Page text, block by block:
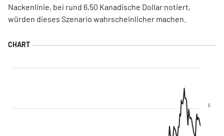
Nackenlinie, bei rund 6,50 Kanadische Dollar notiert,
würden dieses Szenario wahrscheinlicher machen.
6